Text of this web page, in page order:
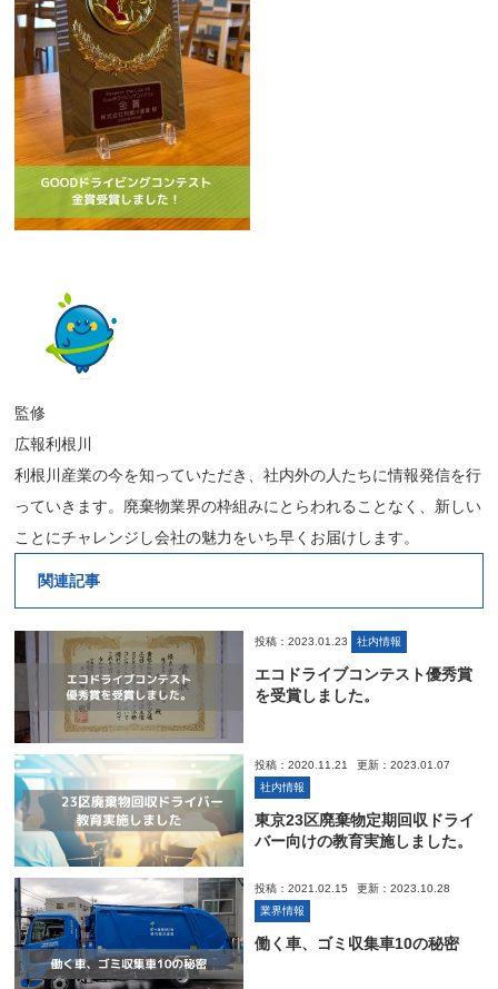
監修
広報利根川
利根川産業の今を知っていただき、社内外の人たちに情報発信を行
っていきます。廃棄物業界の枠組みにとらわれることなく、新しい
ことにチャレンジし会社の魅力をいち早くお届けします。
関連記事
投稿：2023.01.23 社内情報
エコドライブコンテスト優秀賞
を受賞しました。
投稿：2020.11.21
更新：2023.01.07
社内情報
東京23区廃棄物定期回収ドライ
バー向けの教育実施しました。
投稿：2021.02.15
更新：2023.10.28
業界情報
働く車、ゴミ収集車10の秘密